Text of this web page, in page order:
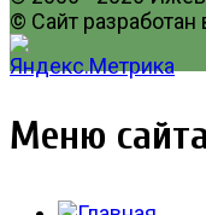
© Сайт разработан
Меню сайта